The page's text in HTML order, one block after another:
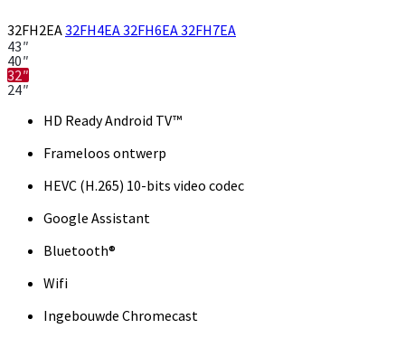
32FH2EA32FH4EA32FH6EA32FH7EA
43″
40″
32″
24″
HD Ready Android TV™
Frameloos ontwerp
HEVC (H.265) 10-bits video codec
Google Assistant
Bluetooth®
Wifi
Ingebouwde Chromecast